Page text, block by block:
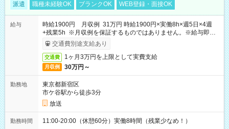
派遣 職種未経験OK ブランクOK WEB登録・面接OK
給与
時給1900円 月収例 31万円 時給1900円×実働8h×週5日×4週
+残業5h ※月収例を保証するものではありません。※給与即受
取りサービス利用可（利用条件有）
交通費別途支給あり
交通費 1ヶ月3万円を上限として実費支給
月収例 30万円～
勤務地
東京都新宿区
市ケ谷駅から徒歩3分
放送
勤務時間 11:00-20:00（休憩60分）実働8時間（残業少なめ！）